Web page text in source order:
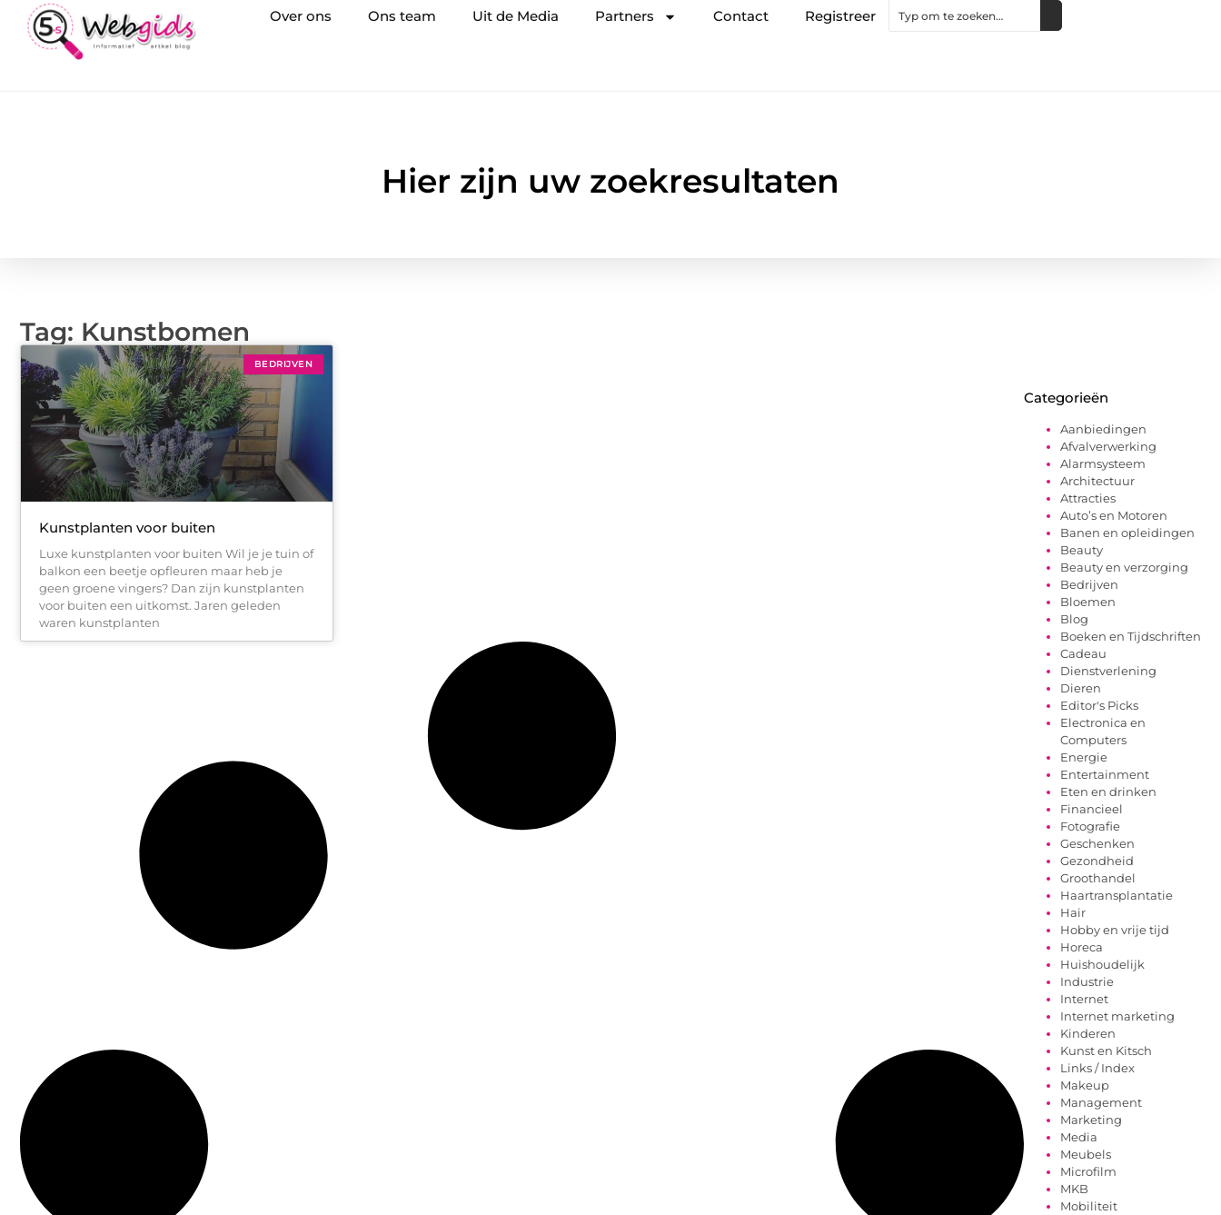
Over ons Ons team Uit de Media Partners Contact Registreer
Hier zijn uw zoekresultaten
Tag: Kunstbomen
BEDRIJVEN
Kunstplanten voor buiten
Luxe kunstplanten voor buiten Wil je je tuin of
balkon een beetje opfleuren maar heb je
geen groene vingers? Dan zijn kunstplanten
voor buiten een uitkomst. Jaren geleden
waren kunstplanten
Categorieën
Aanbiedingen
Afvalverwerking
Alarmsysteem
Architectuur
Attracties
Auto’s en Motoren
Banen en opleidingen
Beauty
Beauty en verzorging
Bedrijven
Bloemen
Blog
Boeken en Tijdschriften
Cadeau
Dienstverlening
Dieren
Editor's Picks
Electronica en
Computers
Energie
Entertainment
Eten en drinken
Financieel
Fotografie
Geschenken
Gezondheid
Groothandel
Haartransplantatie
Hair
Hobby en vrije tijd
Horeca
Huishoudelijk
Industrie
Internet
Internet marketing
Kinderen
Kunst en Kitsch
Links / Index
Makeup
Management
Marketing
Media
Meubels
Microfilm
MKB
Mobiliteit